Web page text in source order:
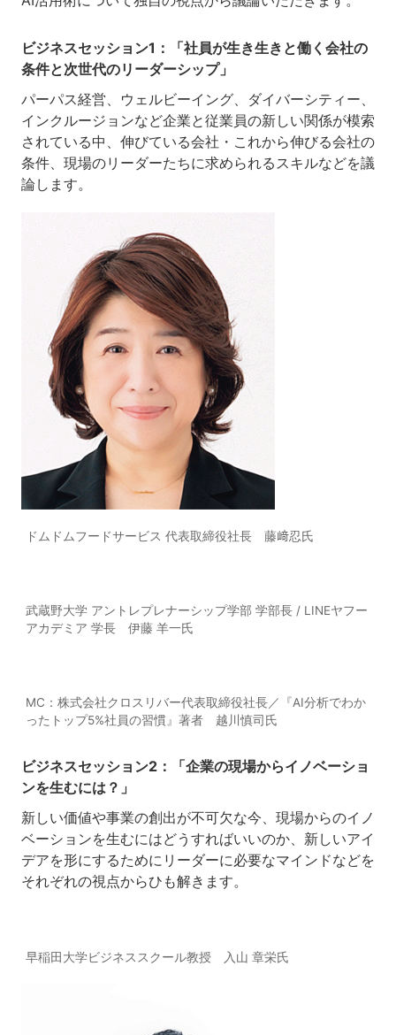
ビジネスセッション1：「社員が生き生きと働く会社の
条件と次世代のリーダーシップ」
パーパス経営、ウェルビーイング、ダイバーシティー、
インクルージョンなど企業と従業員の新しい関係が模索
されている中、伸びている会社・これから伸びる会社の
条件、現場のリーダーたちに求められるスキルなどを議
論します。
ドムドムフードサービス 代表取締役社長 藤﨑忍氏
武蔵野大学 アントレプレナーシップ学部 学部長 / LINEヤフー
アカデミア 学長 伊藤 羊一氏
MC：株式会社クロスリバー代表取締役社長／『AI分析でわか
ったトップ5%社員の習慣』著者 越川慎司氏
ビジネスセッション2：「企業の現場からイノベーショ
ンを生むには？」
新しい価値や事業の創出が不可欠な今、現場からのイノ
ベーションを生むにはどうすればいいのか、新しいアイ
デアを形にするためにリーダーに必要なマインドなどを
それぞれの視点からひも解きます。
早稲田大学ビジネススクール教授 入山 章栄氏